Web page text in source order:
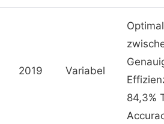
2019 Variabel
84,3%